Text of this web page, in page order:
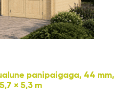
panipaigaga, 44 mm,
5,7 × 5,3 m